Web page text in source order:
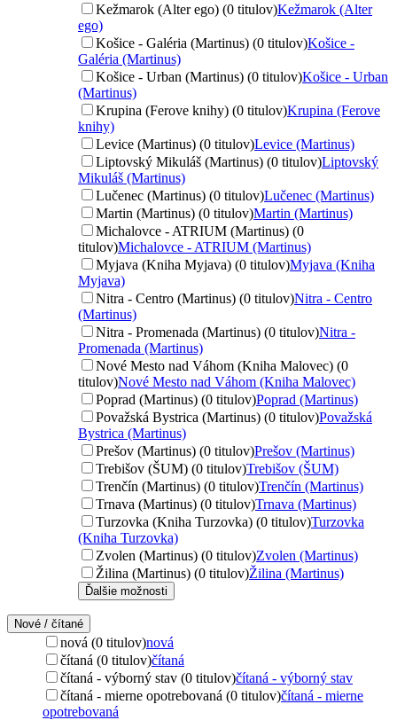
Kežmarok (Alter ego) (0 titulov)Kežmarok (Alter
ego)
Košice - Galéria (Martinus) (0 titulov)Košice -
Galéria (Martinus)
Košice - Urban (Martinus) (0 titulov)Košice - Urban
(Martinus)
Krupina (Ferove knihy) (0 titulov)Krupina (Ferove
knihy)
Levice (Martinus) (0 titulov)Levice (Martinus)
Liptovský Mikuláš (Martinus) (0 titulov)Liptovský
Mikuláš (Martinus)
Lučenec (Martinus) (0 titulov)Lučenec (Martinus)
Martin (Martinus) (0 titulov)Martin (Martinus)
Michalovce - ATRIUM (Martinus) (0
titulov)Michalovce - ATRIUM (Martinus)
Myjava (Kniha Myjava) (0 titulov)Myjava (Kniha
Myjava)
Nitra - Centro (Martinus) (0 titulov)Nitra - Centro
(Martinus)
Nitra - Promenada (Martinus) (0 titulov)Nitra -
Promenada (Martinus)
Nové Mesto nad Váhom (Kniha Malovec) (0
titulov)Nové Mesto nad Váhom (Kniha Malovec)
Poprad (Martinus) (0 titulov)Poprad (Martinus)
Považská Bystrica (Martinus) (0 titulov)Považská
Bystrica (Martinus)
Prešov (Martinus) (0 titulov)Prešov (Martinus)
Trebišov (ŠUM) (0 titulov)Trebišov (ŠUM)
Trenčín (Martinus) (0 titulov)Trenčín (Martinus)
Trnava (Martinus) (0 titulov)Trnava (Martinus)
Turzovka (Kniha Turzovka) (0 titulov)Turzovka
(Kniha Turzovka)
Zvolen (Martinus) (0 titulov)Zvolen (Martinus)
Žilina (Martinus) (0 titulov)Žilina (Martinus)
Ďalšie možnosti
Nové / čítané
nová (0 titulov)nová
čítaná (0 titulov)čítaná
čítaná - výborný stav (0 titulov)čítaná - výborný stav
čítaná - mierne opotrebovaná (0 titulov)čítaná - mierne
opotrebovaná